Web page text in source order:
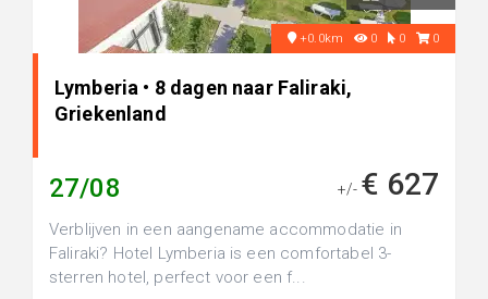
+0.0km 0 0 0
Lymberia • 8 dagen naar Faliraki,
Griekenland
27/08 +/- € 627
Verblijven in een aangename accommodatie in
Faliraki? Hotel Lymberia is een comfortabel 3-
sterren hotel, perfect voor een f...